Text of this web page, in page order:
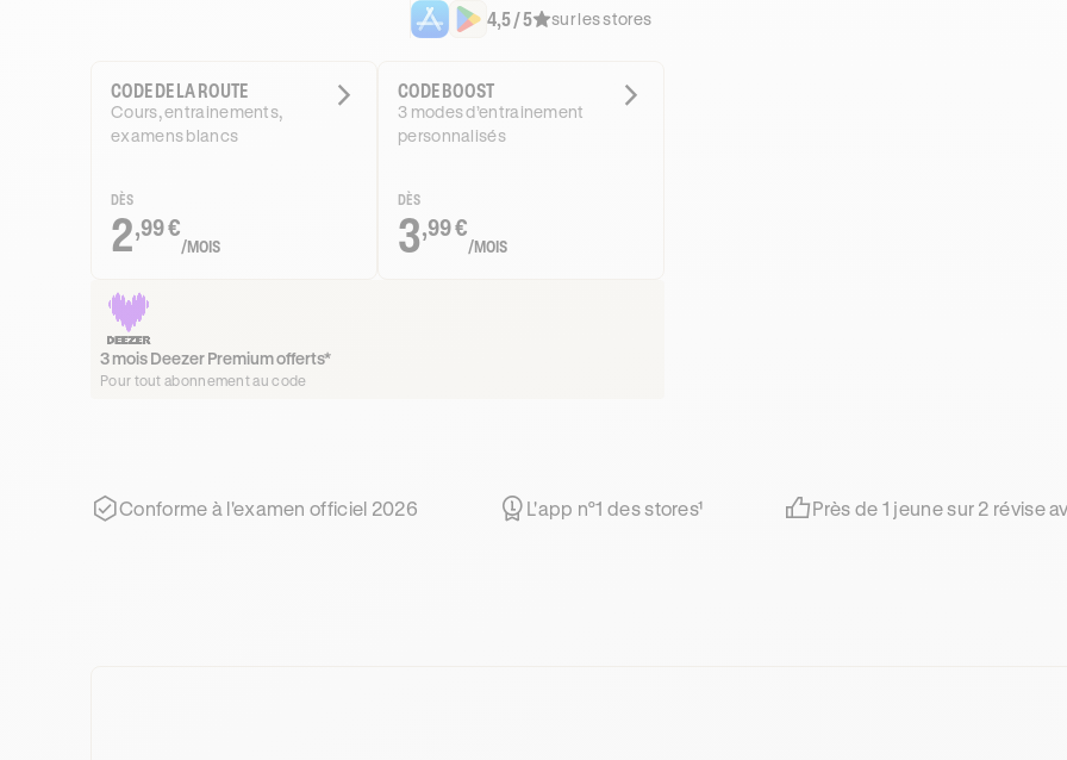
4,5 / 5 sur les stores
CODE DE LA ROUTE
Cours, entrainements,
examens blancs
DÈS
2,99 €
/MOIS
CODE BOOST
3 modes d’entrainement
personnalisés
DÈS
3,99 €
/MOIS
3 mois Deezer Premium offerts*
Pour tout abonnement au code
Conforme à l'examen officiel 2026 L'app n°1 des stores¹ Près de 1 jeune sur 2 révise